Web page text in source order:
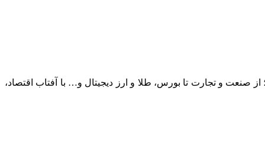
از صنعت و تجارت تا بورس، طلا و ارز دیجیتال و… با آفتاب اقتصاد،